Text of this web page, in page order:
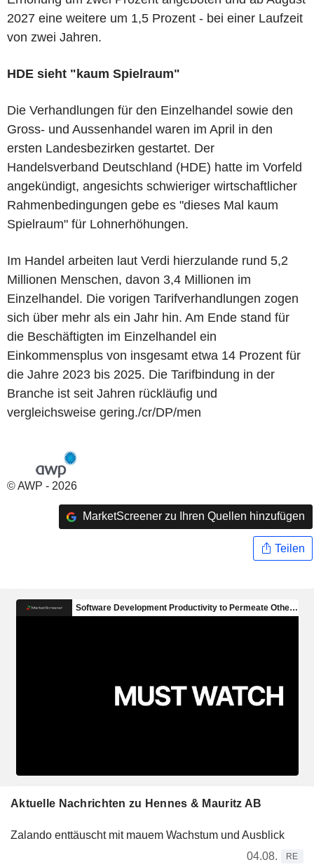
2027 eine weitere um 1,5 Prozent - bei einer Laufzeit
von zwei Jahren.
HDE sieht "kaum Spielraum"
Die Verhandlungen für den Einzelhandel sowie den
Gross- und Aussenhandel waren im April in den
ersten Landesbezirken gestartet. Der
Handelsverband Deutschland (HDE) hatte im Vorfeld
angekündigt, angesichts schwieriger wirtschaftlicher
Rahmenbedingungen gebe es "dieses Mal kaum
Spielraum" für Lohnerhöhungen.
Im Handel arbeiten laut Verdi hierzulande rund 5,2
Millionen Menschen, davon 3,4 Millionen im
Einzelhandel. Die vorigen Tarifverhandlungen zogen
sich über mehr als ein Jahr hin. Am Ende stand für
die Beschäftigten im Einzelhandel ein
Einkommensplus von insgesamt etwa 14 Prozent für
die Jahre 2023 bis 2025. Die Tarifbindung in der
Branche ist seit Jahren rückläufig und
vergleichsweise gering./cr/DP/men
© AWP - 2026
MarketScreener zu Ihren Quellen hinzufügen
Teilen
Aktuelle Nachrichten zu Hennes & Mauritz AB
Zalando enttäuscht mit mauem Wachstum und Ausblick
04.08.
RE